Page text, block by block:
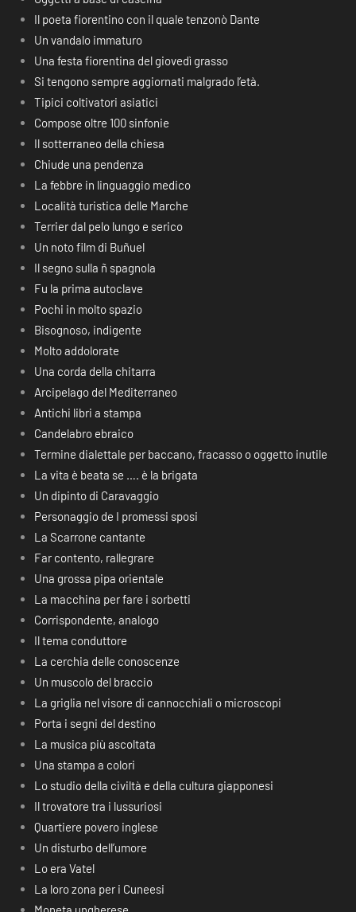
Il poeta fiorentino con il quale tenzonò Dante
Un vandalo immaturo
Una festa fiorentina del giovedì grasso
Si tengono sempre aggiornati malgrado l’età.
Tipici coltivatori asiatici
Compose oltre 100 sinfonie
Il sotterraneo della chiesa
Chiude una pendenza
La febbre in linguaggio medico
Località turistica delle Marche
Terrier dal pelo lungo e serico
Un noto film di Buñuel
Il segno sulla ñ spagnola
Fu la prima autoclave
Pochi in molto spazio
Bisognoso, indigente
Molto addolorate
Una corda della chitarra
Arcipelago del Mediterraneo
Antichi libri a stampa
Candelabro ebraico
Termine dialettale per baccano, fracasso o oggetto inutile
La vita è beata se …. è la brigata
Un dipinto di Caravaggio
Personaggio de I promessi sposi
La Scarrone cantante
Far contento, rallegrare
Una grossa pipa orientale
La macchina per fare i sorbetti
Corrispondente, analogo
Il tema conduttore
La cerchia delle conoscenze
Un muscolo del braccio
La griglia nel visore di cannocchiali o microscopi
Porta i segni del destino
La musica più ascoltata
Una stampa a colori
Lo studio della civiltà e della cultura giapponesi
Il trovatore tra i lussuriosi
Quartiere povero inglese
Un disturbo dell’umore
Lo era Vatel
La loro zona per i Cuneesi